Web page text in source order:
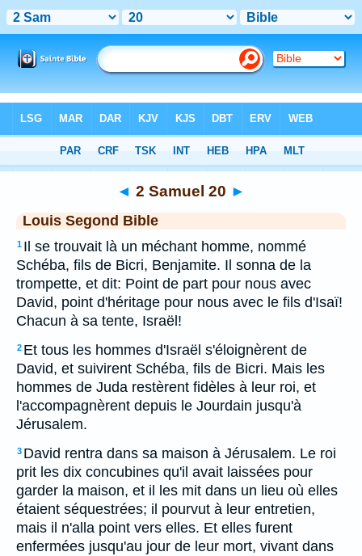
> 2 Samuel 20
◄ 2 Samuel 20 ►
Louis Segond Bible
1 Il se trouvait là un méchant homme, nommé
Schéba, fils de Bicri, Benjamite. Il sonna de la
trompette, et dit: Point de part pour nous avec
David, point d'héritage pour nous avec le fils d'Isaï!
Chacun à sa tente, Israël!
2 Et tous les hommes d'Israël s'éloignèrent de
David, et suivirent Schéba, fils de Bicri. Mais les
hommes de Juda restèrent fidèles à leur roi, et
l'accompagnèrent depuis le Jourdain jusqu'à
Jérusalem.
3 David rentra dans sa maison à Jérusalem. Le roi
prit les dix concubines qu'il avait laissées pour
garder la maison, et il les mit dans un lieu où elles
étaient séquestrées; il pourvut à leur entretien,
mais il n'alla point vers elles. Et elles furent
enfermées jusqu'au jour de leur mort, vivant dans